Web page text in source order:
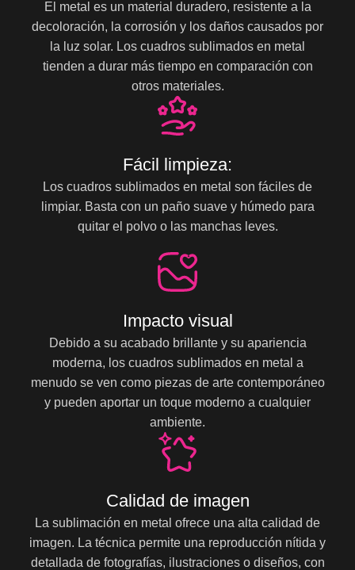
El metal es un material duradero, resistente a la
decoloración, la corrosión y los daños causados por
la luz solar. Los cuadros sublimados en metal
tienden a durar más tiempo en comparación con
otros materiales.
Fácil limpieza:
Los cuadros sublimados en metal son fáciles de
limpiar. Basta con un paño suave y húmedo para
quitar el polvo o las manchas leves.
Impacto visual
Debido a su acabado brillante y su apariencia
moderna, los cuadros sublimados en metal a
menudo se ven como piezas de arte contemporáneo
y pueden aportar un toque moderno a cualquier
ambiente.
Calidad de imagen
La sublimación en metal ofrece una alta calidad de
imagen. La técnica permite una reproducción nítida y
detallada de fotografías, ilustraciones o diseños, con